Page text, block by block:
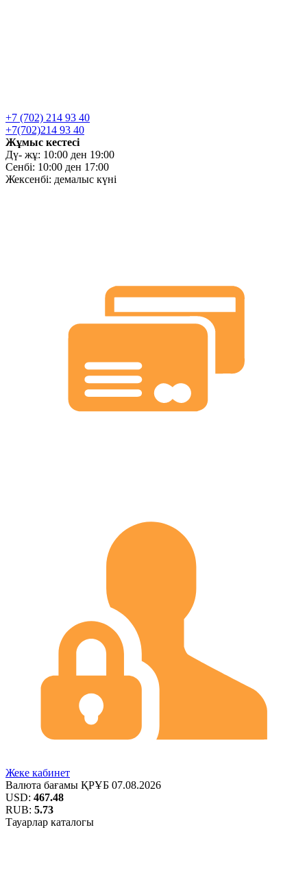
+7 (702) 214 93 40
+7(702)214 93 40
Жұмыс кестесі
Дү- жұ: 10:00 ден 19:00
Сенбі: 10:00 ден 17:00
Жексенбі: демалыс күні
Жеке кабинет
Валюта бағамы ҚРҰБ 07.08.2026
USD: 467.48
RUB: 5.73
Тауарлар каталогы